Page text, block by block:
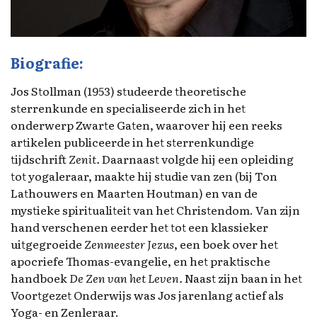
Biografie:
Jos Stollman (1953) studeerde theoretische
sterrenkunde en specialiseerde zich in het
onderwerp Zwarte Gaten, waarover hij een reeks
artikelen publiceerde in het sterrenkundige
tijdschriftZenit.Daarnaast volgde hij een opleiding
tot yogaleraar, maakte hij studie van zen (bij Ton
Lathouwers en Maarten Houtman) en van de
mystieke spiritualiteit van het Christendom. Van zijn
hand verschenen eerder het tot een klassieker
uitgegroeide Zenmeester Jezus, een boek over het
apocriefe Thomas-evangelie, en het praktische
handboekDe Zen van het Leven.Naast zijn baan in het
Voortgezet Onderwijs was Jos jarenlang actief als
Yoga- en Zenleraar.